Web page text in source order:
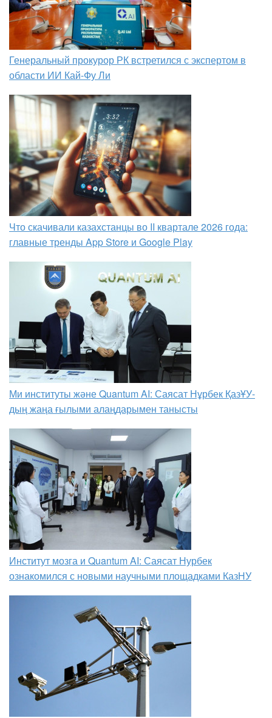
Генеральный прокурор РК встретился с экспертом в
области ИИ Кай-Фу Ли
Что скачивали казахстанцы во II квартале 2026 года:
главные тренды App Store и Google Play
Ми институты және Quantum AI: Саясат Нұрбек ҚазҰУ-
дың жаңа ғылыми алаңдарымен танысты
Институт мозга и Quantum AI: Саясат Нурбек
ознакомился с новыми научными площадками КазНУ